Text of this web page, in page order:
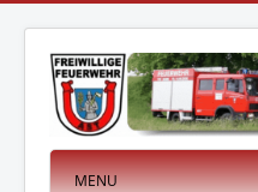
MENU